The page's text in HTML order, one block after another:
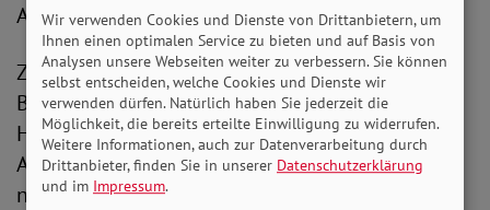
Absolvent*innen Respekt und Anerkennung aus.
Zur Freisprechung der Absolvent*innen der
Bereiche Farbtechnik / Raumgestaltung,
Holztechnik, Ernährung / Haus- und
Agrarwirtschaft am 5. August konnte Erdmann
neben SoVD-Präsident Adolf Bauer Sabine
Wir verwenden Cookies und Dienste von Drittanbietern, um
Ihnen einen optimalen Service zu bieten und auf Basis von
Analysen unsere Webseiten weiter zu verbessern. Sie können
selbst entscheiden, welche Cookies und Dienste wir
verwenden dürfen. Natürlich haben Sie jederzeit die
Möglichkeit, die bereits erteilte Einwilligung zu widerrufen.
Weitere Informationen, auch zur Datenverarbeitung durch
Drittanbieter, finden Sie in unserer Datenschutzerklärung
und im Impressum.